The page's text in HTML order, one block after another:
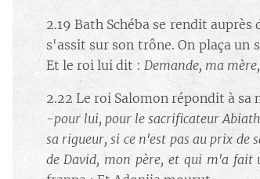
2.19 Bath Schéba se rendit
s'assit sur son trône. On plaça un
Et le roi lui dit : Demande, ma
2.22 Le roi Salomon répondit à sa
-pour lui, pour le sacrificateur
sa rigueur, si ce n'est pas au prix de
de David, mon père, et qui m'a fait